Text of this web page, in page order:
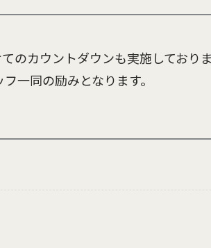
のカウントダウンも実施しており
一同の励みとなります。